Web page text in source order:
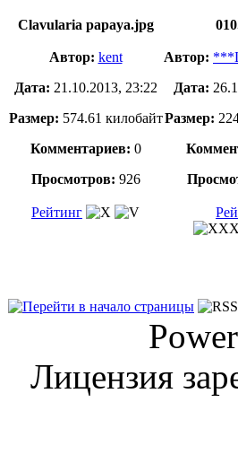
Clavularia papaya.jpg
Автор: kent
Дата: 21.10.2013, 23:22
Размер: 574.61 килобайт
Комментариев: 0
Просмотров: 926
Рейтинг
Автор:
Дата:
Размер:
Лицензия